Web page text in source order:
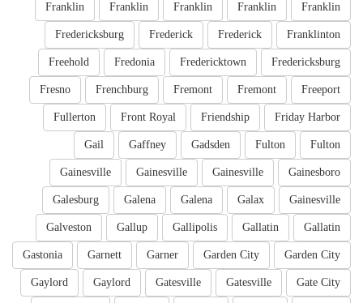
Franklin
Franklin
Franklin
Franklin
Franklin
Franklinton
Frederick
Frederick
Fredericksburg
Fredericksburg
Fredericktown
Fredonia
Freehold
Freeport
Fremont
Fremont
Frenchburg
Fresno
Friday Harbor
Friendship
Front Royal
Fullerton
Fulton
Fulton
Gadsden
Gaffney
Gail
Gainesboro
Gainesville
Gainesville
Gainesville
Gainesville
Galax
Galena
Galena
Galesburg
Gallatin
Gallatin
Gallipolis
Gallup
Galveston
Garden City
Garden City
Garner
Garnett
Gastonia
Gate City
Gatesville
Gatesville
Gaylord
Gaylord